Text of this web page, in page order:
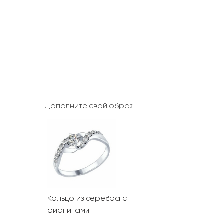
Дополните свой образ:
Кольцо из серебра с
фианитами